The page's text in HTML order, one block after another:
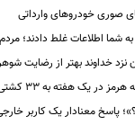
صوری خودروهای وارداتی
اطلاعات غلط دادند؛
خداوند بهتر از رضایت
هفته به ۳۳ کشتی کاهش یافت
پاسخ معنادار یک کاربر